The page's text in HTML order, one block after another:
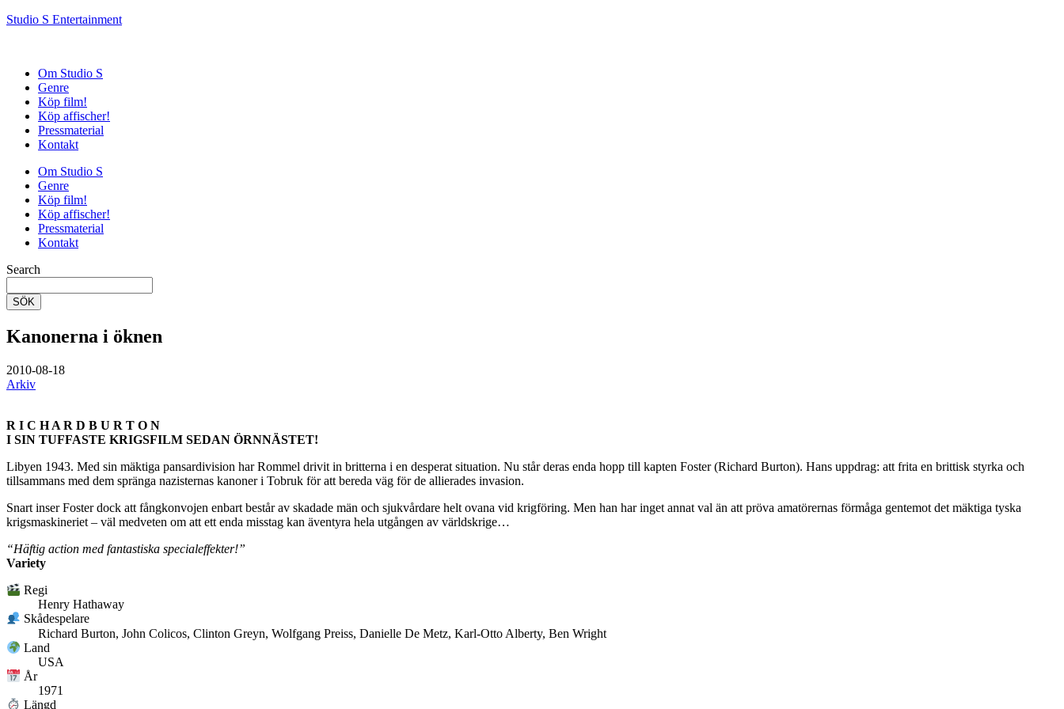
Studio S Entertainment
Om Studio S
Genre
Köp film!
Köp affischer!
Pressmaterial
Kontakt
Om Studio S
Genre
Köp film!
Köp affischer!
Pressmaterial
Kontakt
Search
SÖK
Kanonerna i öknen
2010-08-18
Arkiv
R I C H A R D B U R T O N
I SIN TUFFASTE KRIGSFILM SEDAN ÖRNNÄSTET!
Libyen 1943. Med sin mäktiga pansardivision har Rommel drivit in britterna i en desperat situation. Nu står deras enda hopp till kapten Foster (Richard Burton). Hans uppdrag: att frita en brittisk styrka och
tillsammans med dem spränga nazisternas kanoner i Tobruk för att bereda väg för de allierades invasion.
Snart inser Foster dock att fångkonvojen enbart består av skadade män och sjukvårdare helt ovana vid krigföring. Men han har inget annat val än att pröva amatörernas förmåga gentemot det mäktiga tyska
krigsmaskineriet – väl medveten om att ett enda misstag kan äventyra hela utgången av världskrige…
“Häftig action med fantastiska specialeffekter!”
Variety
Regi
Henry Hathaway
Skådespelare
Richard Burton, John Colicos, Clinton Greyn, Wolfgang Preiss, Danielle De Metz, Karl-Otto Alberty, Ben Wright
Land
USA
År
1971
Längd